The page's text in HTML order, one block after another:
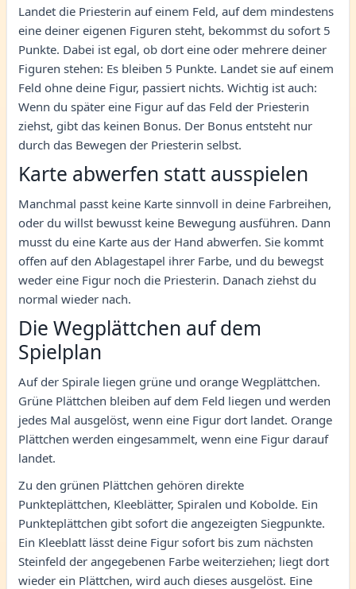
Landet die Priesterin auf einem Feld, auf dem mindestens
eine deiner eigenen Figuren steht, bekommst du sofort 5
Punkte. Dabei ist egal, ob dort eine oder mehrere deiner
Figuren stehen: Es bleiben 5 Punkte. Landet sie auf einem
Feld ohne deine Figur, passiert nichts. Wichtig ist auch:
Wenn du später eine Figur auf das Feld der Priesterin
ziehst, gibt das keinen Bonus. Der Bonus entsteht nur
durch das Bewegen der Priesterin selbst.
Karte abwerfen statt ausspielen
Manchmal passt keine Karte sinnvoll in deine Farbreihen,
oder du willst bewusst keine Bewegung ausführen. Dann
musst du eine Karte aus der Hand abwerfen. Sie kommt
offen auf den Ablagestapel ihrer Farbe, und du bewegst
weder eine Figur noch die Priesterin. Danach ziehst du
normal wieder nach.
Die Wegplättchen auf dem
Spielplan
Auf der Spirale liegen grüne und orange Wegplättchen.
Grüne Plättchen bleiben auf dem Feld liegen und werden
jedes Mal ausgelöst, wenn eine Figur dort landet. Orange
Plättchen werden eingesammelt, wenn eine Figur darauf
landet.
Zu den grünen Plättchen gehören direkte
Punkteplättchen, Kleeblätter, Spiralen und Kobolde. Ein
Punkteplättchen gibt sofort die angezeigten Siegpunkte.
Ein Kleeblatt lässt deine Figur sofort bis zum nächsten
Steinfeld der angegebenen Farbe weiterziehen; liegt dort
wieder ein Plättchen, wird auch dieses ausgelöst. Eine